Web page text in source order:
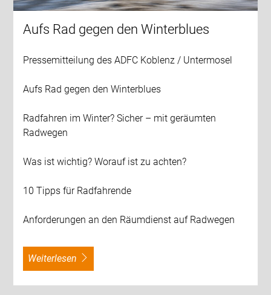
Aufs Rad gegen den Winterblues
Pressemitteilung des ADFC Koblenz / Untermosel
Aufs Rad gegen den Winterblues
Radfahren im Winter? Sicher – mit geräumten
Radwegen
Was ist wichtig? Worauf ist zu achten?
10 Tipps für Radfahrende
Anforderungen an den Räumdienst auf Radwegen
weiterlesen